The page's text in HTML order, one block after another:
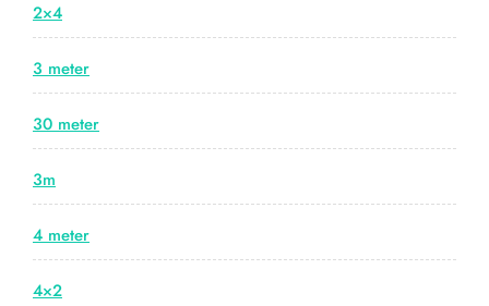
2×4
3 meter
30 meter
3m
4 meter
4×2